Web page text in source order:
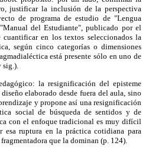
justificar la inclusión de la perspectiva
de programa de estudio de "Lengua
del Estudiante", publicado por el
en los textos seleccionados la
según cinco categorías o dimensiones
está presente sólo en uno de
sig.).
la resignificación del episteme
elaborado desde fuera del aula, sino
y propone así una resignificación
social de búsqueda de sentidos y de
con el enfoque tradicional es muy difícil
esa ruptura en la práctica cotidiana para
que la dominan (p. 124).